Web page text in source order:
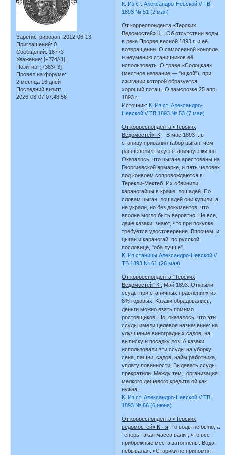
Зарегистрирован: 2012-06-13
Приглашений: 0
Сообщений: 18773
Уважение: [+274/-1]
Позитив: [+383/-3]
Провел на форуме:
2 месяца 16 дней
Последний визит:
2026-08-07 07:48:56
К. Из ст. Александро-Невской // ТВ
1893 № 51 (2 мая)
От корреспондента «Терских
Ведомостей» К. : Об отсутствии воды
в реке Прорве весной 1893 г. и её
возвращении. О самосеяной конопле
и неумению станичников её
использовать. О траве «Солоцкая»
(местное название — "ицкой"), при
сжигании которой образуется
хороший поташ. О заморозке 25 апр.
1893 г.
Источник: К. Из ст. Александро-
Невской // ТВ 1893 № 53 (7 мая)
От корреспондента «Терских
Ведомостей» К. : В мае 1893 г. в
станицу привалил табор цыган, чем
расшевелил тихую станичную жизнь.
Оказалось, что цыгане арестованы на
Георгиевской ярмарке, и пять человек
под конвоем сопровождаются в
Терекли-Мектеб. Их обвинили
караногайцы в краже лошадей. По
словам цыган, лошадей они купили, а
не украли, но без документов, что
вполне могло быть вероятно. Не все,
даже казаки, знают, что при покупке
требуется удостоверение. Впрочем, и
цыган и караногай, по русской
пословице, "оба лучше".
К. Из станицы Александро-Невской //
ТВ 1893 № 61 (26 мая)
От корреспондента "Терских
Ведомостей" К.: Май 1893. Открыли
ссуды при станичных правлениях из
6% годовых. Казаки обрадовались,
деньги можно взять помимо
ростовщиков. Но, оказалось, что эти
ссуды имели целевое назначение: на
улучшение виноградных садов, на
выписку и посадку лоз. А казаки
использовали эти ссуды на уборку
сена, пашни, садов, найм работника,
уплату повинности. Выдавать ссуды
прекратили. Между тем, организация
мелкого дешевого кредита ой как
нужна.
К. Из ст. Александро-Невской // ТВ
1893 № 66 (6 июня)
От корреспондента «Терских
ведомостей» К - я: То воды не было, а
теперь такая масса валит, что все
прибрежные места затоплены. Вода
небывалая. «Старики не припомнят